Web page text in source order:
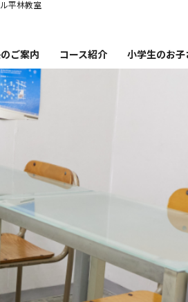
平林教室
ご案内
コース紹介
コース紹介・時間割・料金
小学生のお
小学生の
塾通い